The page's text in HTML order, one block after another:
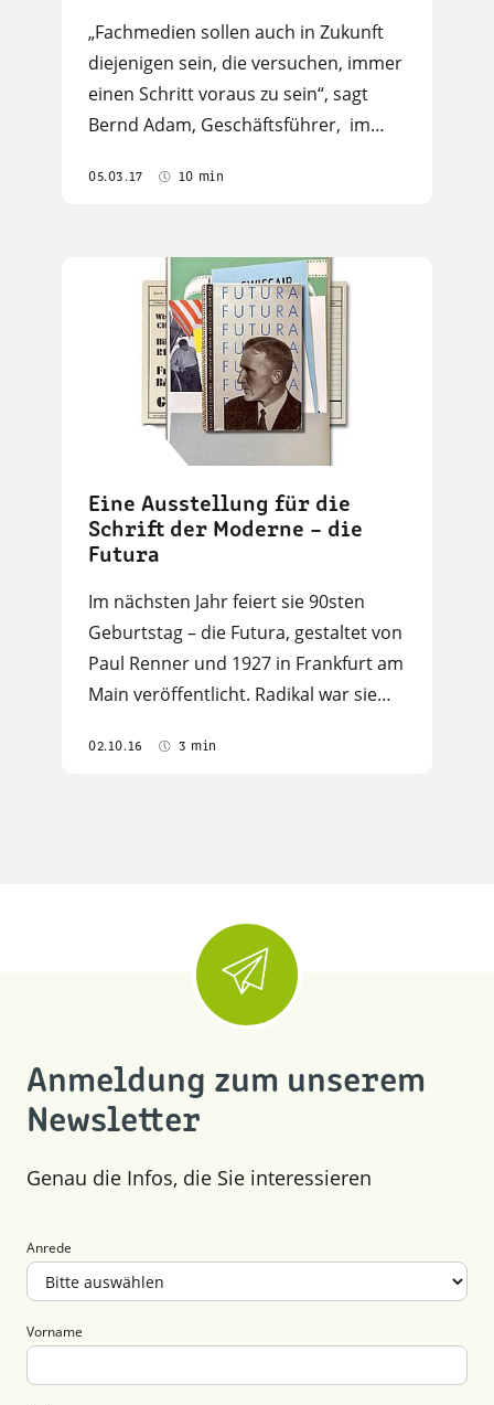
„Fachmedien sollen auch in Zukunft
diejenigen sein, die versuchen, immer
einen Schritt voraus zu sein“, sagt
Bernd Adam, Geschäftsführer, im…
05.03.17 10 min
Eine Ausstellung für die
Schrift der Moderne – die
Futura
Im nächsten Jahr feiert sie 90sten
Geburtstag – die Futura, gestaltet von
Paul Renner und 1927 in Frankfurt am
Main veröffentlicht. Radikal war sie…
02.10.16 3 min
Anmeldung zum unserem
Newsletter
Genau die Infos, die Sie interessieren
Anrede
Vorname